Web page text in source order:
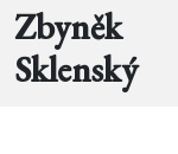
Zbyněk
Sklenský